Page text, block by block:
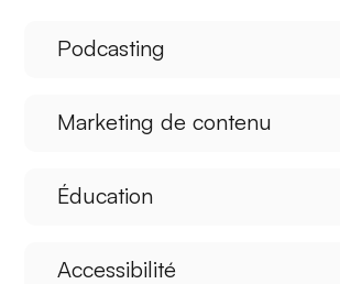
Podcasting
Marketing de contenu
Éducation
Accessibilité